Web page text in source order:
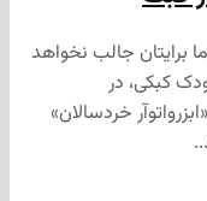
نخواهد